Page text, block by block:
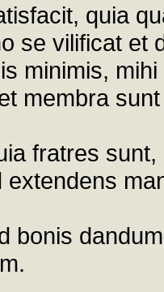
quia
se vilificat et
minimis,
membra
fratres
extendens
bonis